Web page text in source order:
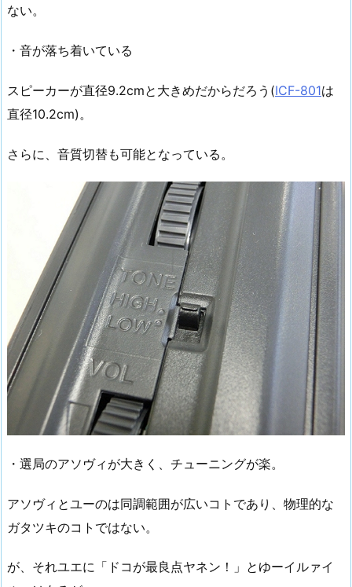
ない。
・音が落ち着いている
スピーカーが直径9.2cmと大きめだからだろう(ICF-801は
直径10.2cm)。
さらに、音質切替も可能となっている。
・選局のアソヴィが大きく、チューニングが楽。
アソヴィとユーのは同調範囲が広いコトであり、物理的な
ガタツキのコトではない。
が、それユエに「ドコが最良点ヤネン！」とゆーイルァイ